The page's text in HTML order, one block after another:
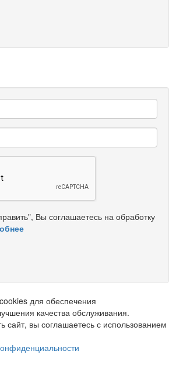
Вы соглашаетесь на обработку
для обеспечения
качества обслуживания.
сайт, вы соглашаетесь с использованием